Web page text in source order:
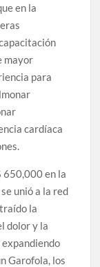
en la
mayor
para
cardíaca
650,000 en la
unió a la red
la
dolor y la
Garofola, los